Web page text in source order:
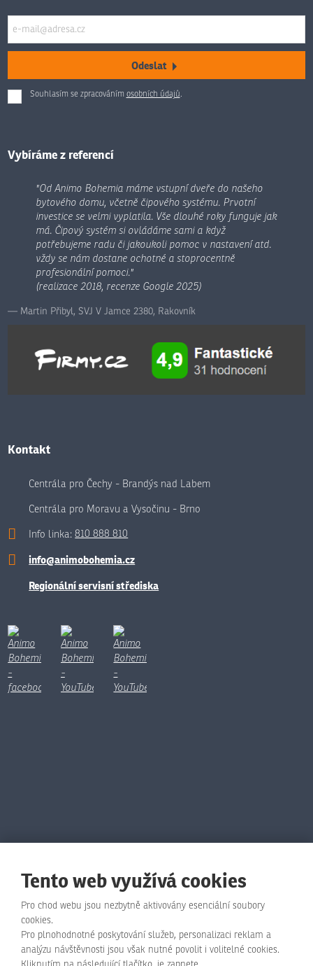
Odeslat
Souhlasím se zpracováním osobních údajů.
Formulář
odeslat.
Vybíráme z referencí
"Od Animo Bohemia máme vstupní dveře do našeho
bytového domu, včetně čipového systému. Prvotní
investice se velmi vyplatila. Vše dlouhé roky funguje jak
má. Čipový systém si ovládáme sami a když
potřebujeme radu či jakoukoli pomoc v nastavení atd.
vždy se nám dostane ochotné a stoprocentně
profesionální pomoci."
(realizace 2018, recenze Google 2025)
Martin Přibyl, SVJ V Jamce 2380, Rakovník
Kontakt
Centrála pro Čechy - Brandýs nad Labem
Centrála pro Moravu a Vysočinu - Brno
Info linka:810 888 810
info@animobohemia.cz
Regionální servisní střediska
© Animo Bohemia s.r.o., 2026, vytvořila eBRÁNA s.r.o.
Tento web využívá cookies
Pro chod webu jsou nezbytně aktivovány esenciální soubory
cookies.
Pro plnohodnotné poskytování služeb, personalizaci reklam a
analýzu návštěvnosti jsou však nutné povolit i volitelné cookies.